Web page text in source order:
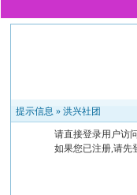
提示信息 »洪兴社团
请直接登录用户访
如果您已注册,请先